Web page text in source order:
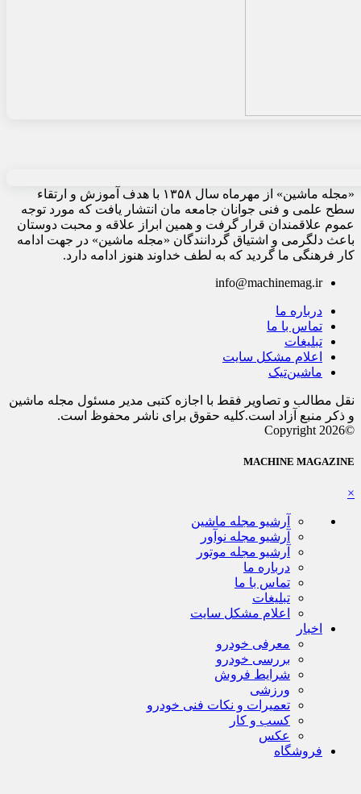
«مجله ماشین» از مهرماه سال ۱۳۵۸ با هدف آموزش و ارتقاء
سطح علمی و فنی جوانان جامعه مان انتشار یافت که مورد توجه
عموم علاقمندان قرار گرفت و همین ابراز علاقه و محبت دوستان
باعث دلگرمی و اشتیاق گردانندگان «مجله ماشین» در جهت ادامه
کار فرهنگی ما گردید که به لطف خداوند هنوز ادامه دارد.
info@machinemag.ir
درباره ما
تماس با ما
تبلیغات
اعلام مشکل سایت
ماشین‌تیک
نقل مطالب و تصاویر فقط با اجازه کتبی مدیر مسئول مجله ماشین
و ذکر منبع آزاد است.کلیه حقوق برای ناشر محفوظ است.
©Copyright 2026
MACHINE MAGAZINE
×
آرشیو مجله ماشین
آرشیو مجله نوآور
آرشیو مجله موتور
درباره ما
تماس با ما
تبلیغات
اعلام مشکل سایت
اخبار
معرفی خودرو
بررسی خودرو
شرایط فروش
ورزشی
تعمیرات و نکات فنی خودرو
کسب و کار
عکس
فروشگاه